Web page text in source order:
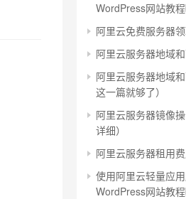
WordPress网站教
阿里云免费服务器
阿里云服务器地域
阿里云服务器地域
这一篇就够了）
阿里云服务器镜像
详细）
阿里云服务器租用
使用阿里云轻量应
WordPress网站教